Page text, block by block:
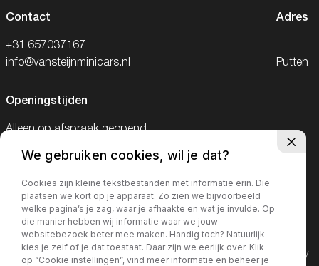
Contact
+31 657037167
info@vansteijnminicars.nl
Adres
Putten
Openingstijden
Alleen op afspraak geopend.
Telefonisch bereikbaar van 09:00-18:00
en op zaterdag van 09:00-15:00
©2026· MorgenInternet Privacy policy
We gebruiken cookies, wil je dat?
Cookies zijn kleine tekstbestanden met informatie erin. Die
plaatsen we kort op je apparaat. Zo zien we bijvoorbeeld
welke pagina’s je zag, waar je afhaakte en wat je invulde. Op
die manier hebben wij informatie waar we jouw
websitebezoek beter mee maken. Handig toch? Natuurlijk
kies je zelf of je dat toestaat. Daar zijn we eerlijk over. Klik
op “Cookie instellingen”, vind meer informatie en beheer je